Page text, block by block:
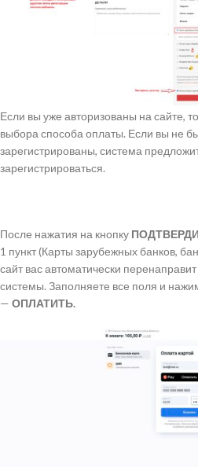
Если вы уже авторизованы на сайте,
выбора способа оплаты. Если вы не
зарегистрированы, система
зарегистрироваться.
После нажатия на кнопку
1 пункт (Карты зарубежных банков,
сайт вас автоматически
системы. Заполняете все поля и
— ОПЛАТИТЬ.